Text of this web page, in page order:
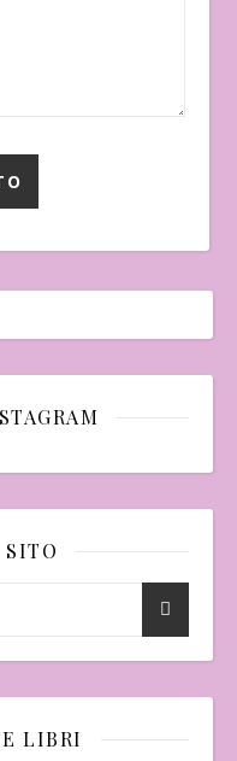
SITO
LIBRI